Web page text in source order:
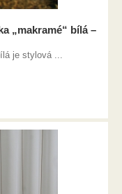
„makramé“ bílá –
je stylová ...